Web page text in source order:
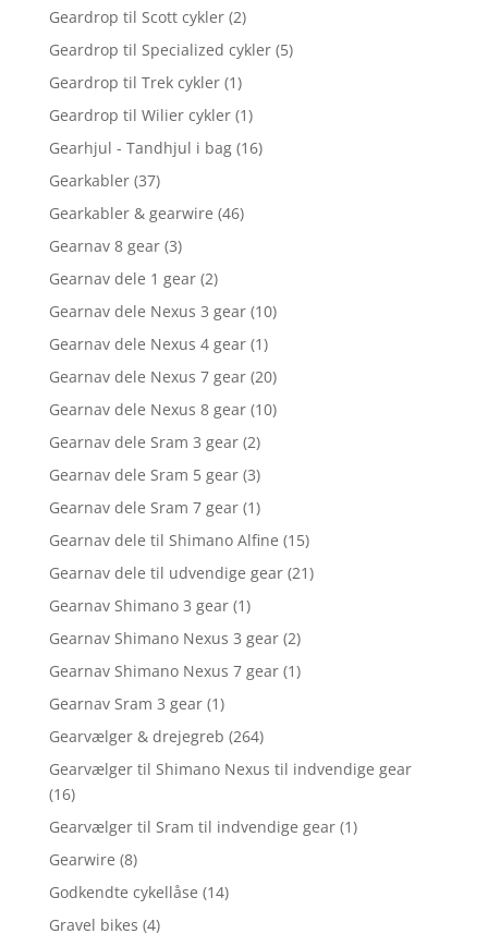
Geardrop til Scott cykler (2)
Geardrop til Specialized cykler (5)
Geardrop til Trek cykler (1)
Geardrop til Wilier cykler (1)
Gearhjul - Tandhjul i bag (16)
Gearkabler (37)
Gearkabler & gearwire (46)
Gearnav 8 gear (3)
Gearnav dele 1 gear (2)
Gearnav dele Nexus 3 gear (10)
Gearnav dele Nexus 4 gear (1)
Gearnav dele Nexus 7 gear (20)
Gearnav dele Nexus 8 gear (10)
Gearnav dele Sram 3 gear (2)
Gearnav dele Sram 5 gear (3)
Gearnav dele Sram 7 gear (1)
Gearnav dele til Shimano Alfine (15)
Gearnav dele til udvendige gear (21)
Gearnav Shimano 3 gear (1)
Gearnav Shimano Nexus 3 gear (2)
Gearnav Shimano Nexus 7 gear (1)
Gearnav Sram 3 gear (1)
Gearvælger & drejegreb (264)
Gearvælger til Shimano Nexus til indvendige gear
(16)
Gearvælger til Sram til indvendige gear (1)
Gearwire (8)
Godkendte cykellåse (14)
Gravel bikes (4)